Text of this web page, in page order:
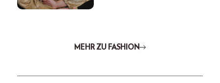
MEHR ZU FASHION